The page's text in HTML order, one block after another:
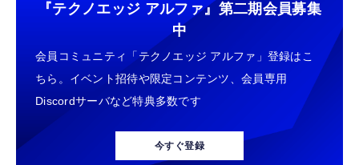
『テクノエッジ アルファ』 第二期会員募集
中
会員コミュニティ「テクノエッジ アルファ」登録はこ
ちら。イベント招待や限定コンテンツ、会員専用
Discordサーバなど特典多数です
今すぐ登録